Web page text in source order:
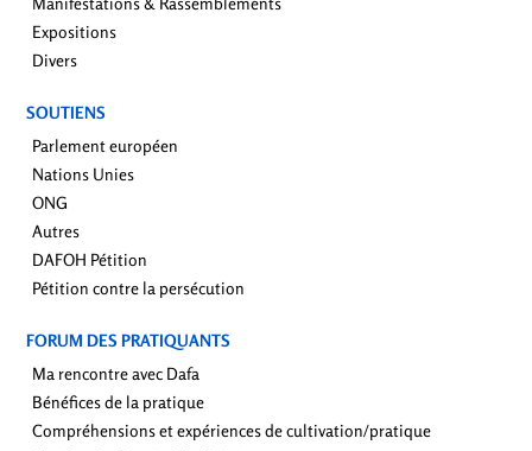
Expositions
Divers
SOUTIENS
Parlement européen
Nations Unies
ONG
Autres
DAFOH Pétition
Pétition contre la persécution
FORUM DES PRATIQUANTS
Ma rencontre avec Dafa
Bénéfices de la pratique
Compréhensions et expériences de cultivation/pratique